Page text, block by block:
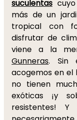
suculentas
más de un
tropical con
disfrutar de
viene a la
Gunneras. Sin
acogemos en el
no tienen
exóticas ¡y
resistentes!